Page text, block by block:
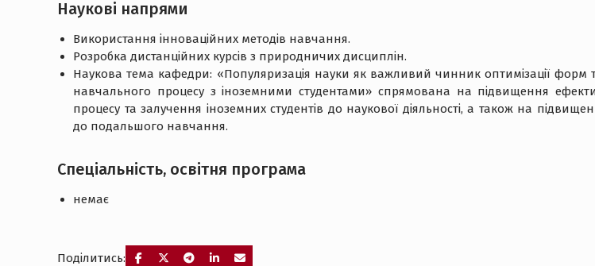
Науковi напрями
Використання інноваційних методів навчання.
Розробка дистанційних курсів з природничих дисциплін.
Наукова тема кафедри: «Популяризація науки як важливий чинник оптимізації форм та
навчального процесу з іноземними студентами» спрямована на підвищення
процесу та залучення іноземних студентів до наукової діяльності, а також на
до подальшого навчання.
Спеціальність, освітня програма
немає
Поділитись: